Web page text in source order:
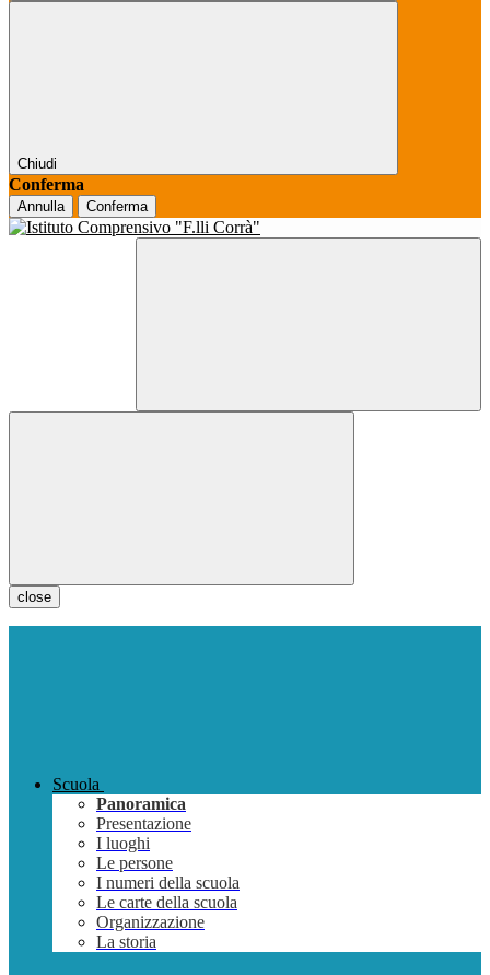
Chiudi
Conferma
Annulla Conferma
close
Scuola
Panoramica
Presentazione
I luoghi
Le persone
I numeri della scuola
Le carte della scuola
Organizzazione
La storia